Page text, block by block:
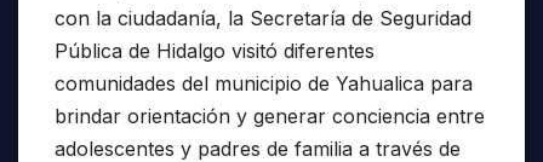
con la ciudadanía, la Secretaría de Seguridad
Pública de Hidalgo visitó diferentes
comunidades del municipio de Yahualica para
brindar orientación y generar conciencia entre
adolescentes y padres de familia a través de